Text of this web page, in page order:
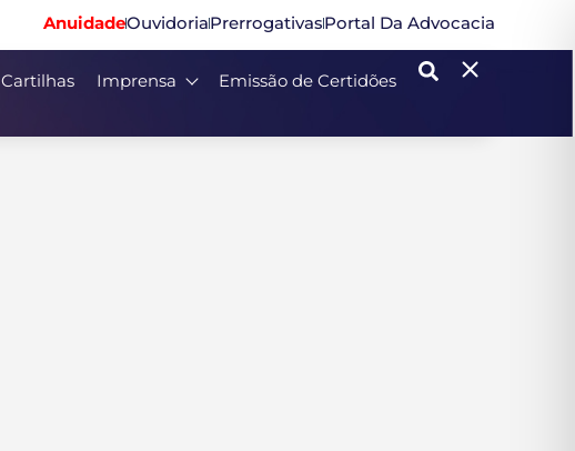
AnuidadeOuvidoriaPrerrogativasPortal Da Advocacia
Cartilhas Imprensa Emissão de Certidões